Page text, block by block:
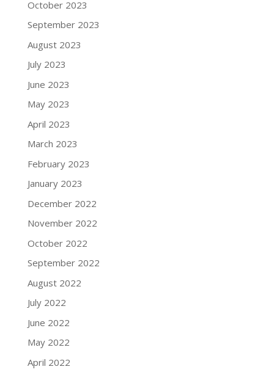
October 2023
September 2023
August 2023
July 2023
June 2023
May 2023
April 2023
March 2023
February 2023
January 2023
December 2022
November 2022
October 2022
September 2022
August 2022
July 2022
June 2022
May 2022
April 2022